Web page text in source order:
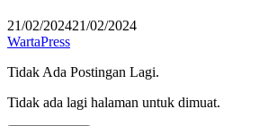
21/02/202421/02/2024
WartaPress
Tidak Ada Postingan Lagi.
Tidak ada lagi halaman untuk dimuat.